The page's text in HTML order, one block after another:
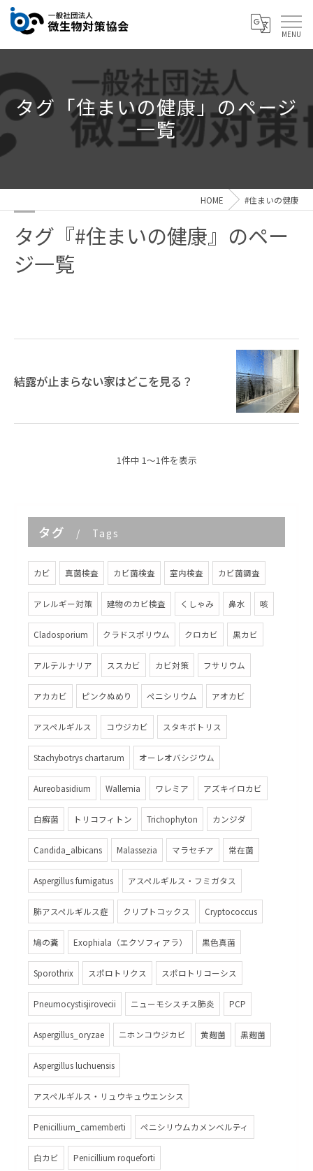
タグ「住まいの健康」のページ
一覧
HOME #住まいの健康
タグ『#住まいの健康』のペー
ジ一覧
結露が止まらない家はどこを見る？
1件中 1～1件を表示
タグ Tags
カビ 真菌検査 カビ菌検査 室内検査 カビ菌調査
アレルギー対策 建物のカビ検査 くしゃみ 鼻水 咳
Cladosporium クラドスポリウム クロカビ 黒カビ
アルテルナリア ススカビ カビ対策 フサリウム
アカカビ ピンクぬめり ペニシリウム アオカビ
アスペルギルス コウジカビ スタキボトリス
Stachybotrys chartarum オーレオバシジウム
Aureobasidium Wallemia ワレミア アズキイロカビ
白癬菌 トリコフィトン Trichophyton カンジダ
Candida_albicans Malassezia マラセチア 常在菌
Aspergillus fumigatus アスペルギルス・フミガタス
肺アスペルギルス症 クリプトコックス Cryptococcus
鳩の糞 Exophiala（エクソフィアラ） 黒色真菌
Sporothrix スポロトリクス スポロトリコーシス
Pneumocystisjirovecii ニューモシスチス肺炎 PCP
Aspergillus_oryzae ニホンコウジカビ 黄麹菌 黒麹菌
Aspergillus luchuensis
アスペルギルス・リュウキュウエンシス
Penicillium_camemberti ペニシリウムカメンベルティ
白カビ Penicillium roqueforti